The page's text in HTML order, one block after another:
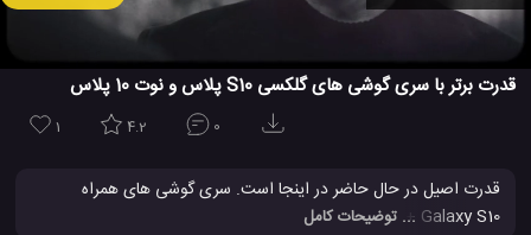
00:29
قدرت برتر با سری گوشی های گلکسی S10 پلاس و نوت 10 پلاس
1 4.2 0
قدرت اصیل در حال حاضر در اینجا است. سری گوشی های همراه
... توضیحات کامل